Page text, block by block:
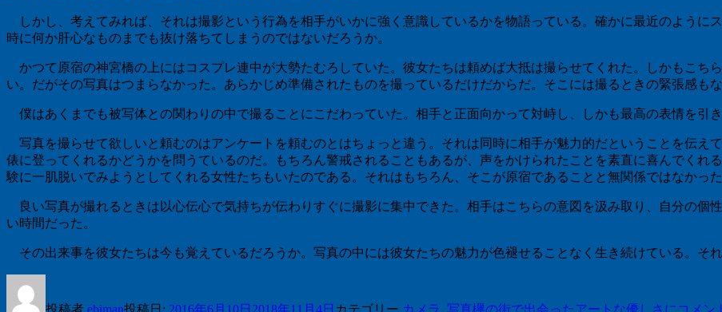
しかし、考えてみれば、それは撮影という行為を相手がいかに強く意識しているかを物語っている。確かに最近のように
時に何か肝心なものまでも抜け落ちてしまうのではないだろうか。
かつて原宿の神宮橋の上にはコスプレ連中が大勢たむろしていた。彼女たちは頼めば大抵は撮らせてくれた。しかもこち
い。だがその写真はつまらなかった。あらかじめ準備されたものを撮っているだけだからだ。そこには撮るときの緊張感も
僕はあくまでも被写体との関わりの中で撮ることにこだわっていた。相手と正面向かって対峙し、しかも最高の表情を引
写真を撮らせて欲しいと頼むのはアンケートを頼むのとはちょっと違う。それは同時に相手が魅力的だということを伝え
俵に登ってくれるかどうかを問うているのだ。もちろん警戒されることもあるが、声をかけられたことを素直に喜んでくれ
験に一肌脱いでみようとしてくれる女性たちもいたのである。それはもちろん、そこが原宿であることと無関係ではなかった
良い写真が撮れるときは以心伝心で気持ちが伝わりすぐに撮影に集中できた。相手はこちらの意図を汲み取り、自分の個
い時間だった。
その出来事を彼女たちは今も覚えているだろうか。写真の中には彼女たちの魅力が色褪せることなく生き続けている。そ
投稿者 ebiman投稿日: 2016年6月10日 2018年11月4日 カテゴリー カメラ 写真欅の街で出会ったアートな優しさに コメン